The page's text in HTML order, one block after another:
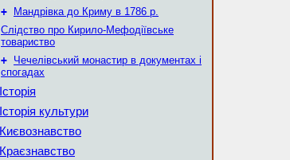
+
Мандрівка до Криму в 1786 р.
Слідство про Кирило-Мефодіївське
товариство
+ Чечелівський монастир в документах і
спогадах
Історія
Історія культури
Києвознавство
Краєзнавство